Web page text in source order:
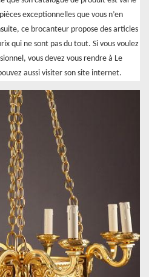
exceptionnelles que vous n’en
ce brocanteur propose des articles
qui ne sont pas du tout. Si vous voulez
vous devez vous rendre à Le
aussi visiter son site internet.